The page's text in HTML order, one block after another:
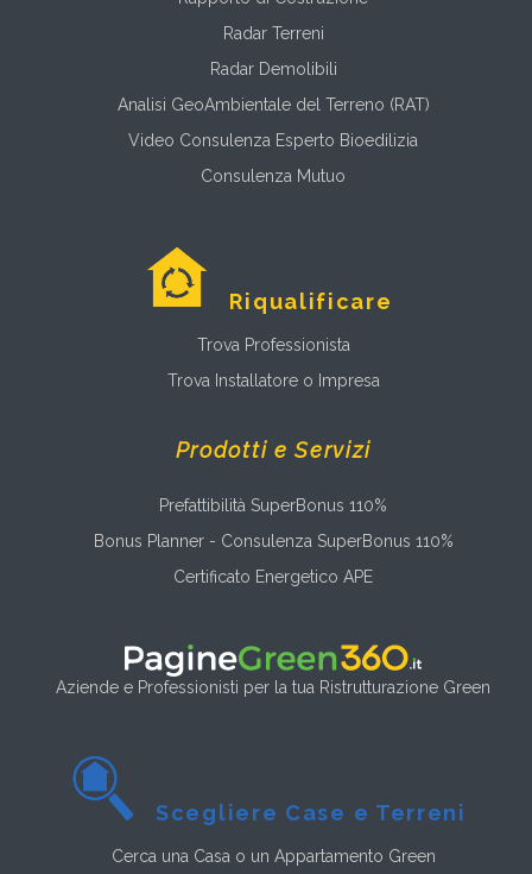
Radar Terreni
Radar Demolibili
Analisi GeoAmbientale del Terreno (RAT)
Video Consulenza Esperto Bioedilizia
Consulenza Mutuo
Riqualificare
Trova Professionista
Trova Installatore o Impresa
Prodotti e Servizi
Prefattibilità SuperBonus 110%
Bonus Planner - Consulenza SuperBonus 110%
Certificato Energetico APE
Aziende e Professionisti per la tua Ristrutturazione Green
Scegliere Case e Terreni
Cerca una Casa o un Appartamento Green